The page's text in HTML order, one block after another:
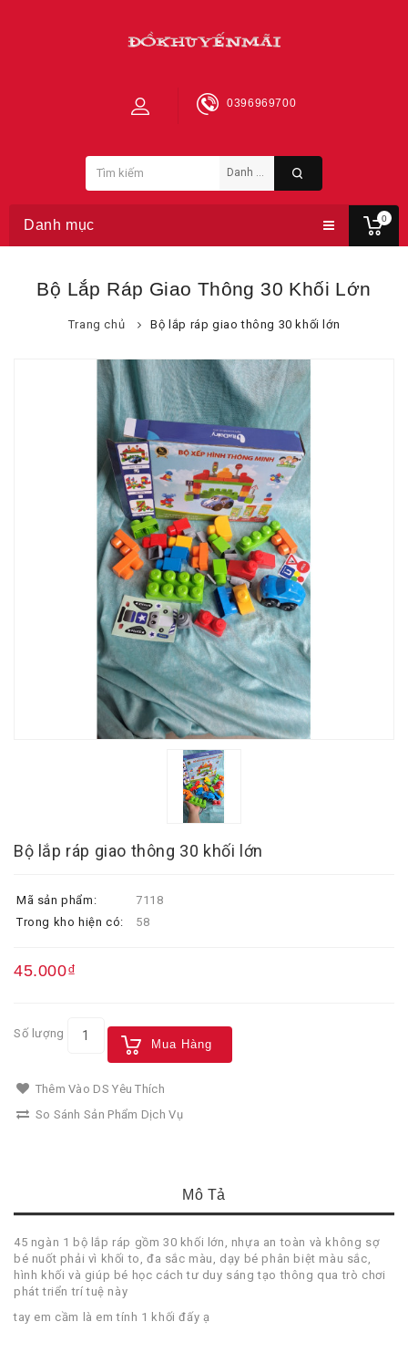
0
0396969700
Danh mục
Bộ Lắp Ráp Giao Thông 30 Khối Lớn
Trang chủ Bộ lắp ráp giao thông 30 khối lớn
Bộ lắp ráp giao thông 30 khối lớn
Mã sản phẩm:
7118
Trong kho hiện có:
58
45.000₫
Số lượng
Mua Hàng
Thêm Vào DS Yêu Thích
So Sánh Sản Phẩm Dịch Vụ
Mô Tả
45 ngàn 1 bộ lắp ráp gồm 30 khối lớn, nhựa an toàn và không sợ
bé nuốt phải vì khối to, đa sắc màu, dạy bé phân biệt màu sắc,
hình khối và giúp bé học cách tư duy sáng tạo thông qua trò chơi
phát triển trí tuệ này
tay em cầm là em tính 1 khối đấy ạ